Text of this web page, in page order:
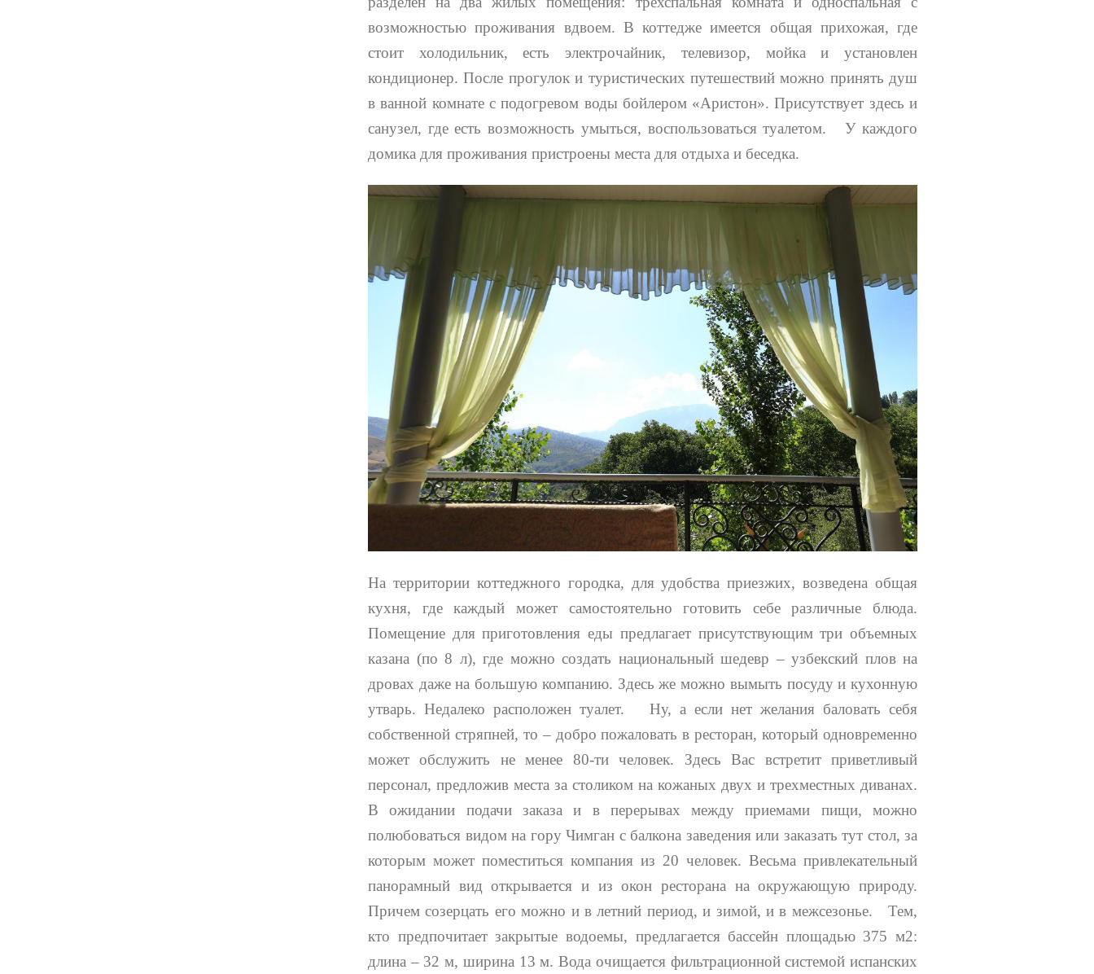
возможностью проживания вдвоем. В коттедже имеется общая прихожая, где
стоит холодильник, есть электрочайник, телевизор, мойка и установлен
кондиционер. После прогулок и туристических путешествий можно принять душ
в ванной комнате с подогревом воды бойлером «Аристон». Присутствует здесь и
санузел, где есть возможность умыться, воспользоваться туалетом. У каждого
домика для проживания пристроены места для отдыха и беседка.
На территории коттеджного городка, для удобства приезжих, возведена общая
кухня, где каждый может самостоятельно готовить себе различные блюда.
Помещение для приготовления еды предлагает присутствующим три объемных
казана (по 8 л), где можно создать национальный шедевр – узбекский плов на
дровах даже на большую компанию. Здесь же можно вымыть посуду и кухонную
утварь. Недалеко расположен туалет. Ну, а если нет желания баловать себя
собственной стряпней, то – добро пожаловать в ресторан, который одновременно
может обслужить не менее 80-ти человек. Здесь Вас встретит приветливый
персонал, предложив места за столиком на кожаных двух и трехместных диванах.
В ожидании подачи заказа и в перерывах между приемами пищи, можно
полюбоваться видом на гору Чимган с балкона заведения или заказать тут стол, за
которым может поместиться компания из 20 человек. Весьма привлекательный
панорамный вид открывается и из окон ресторана на окружающую природу.
Причем созерцать его можно и в летний период, и зимой, и в межсезонье. Тем,
кто предпочитает закрытые водоемы, предлагается бассейн площадью 375 м2:
длина – 32 м, ширина 13 м. Вода очищается фильтрационной системой испанских